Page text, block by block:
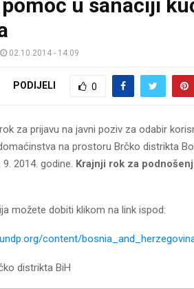
pomoć u sanaciji
02.10.2014 - 14:09
PODIJELI 0
za prijavu na javni poziv za odabir
na prostoru Brčko distrikta
2014. godine. Krajnji rok za
možete dobiti klikom na link ispod:
content/
distrikta BiH